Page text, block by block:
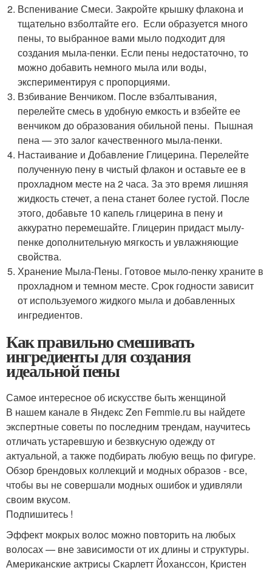
Вспенивание Смеси. Закройте крышку флакона и
тщательно взболтайте его. ️ Если образуется много
пены, то выбранное вами мыло подходит для
создания мыла-пенки. Если пены недостаточно, то
можно добавить немного мыла или воды,
экспериментируя с пропорциями.
Взбивание Венчиком. После взбалтывания,
перелейте смесь в удобную емкость и взбейте ее
венчиком до образования обильной пены. ️ Пышная
пена — это залог качественного мыла-пенки.
Настаивание и Добавление Глицерина. Перелейте
полученную пену в чистый флакон и оставьте ее в
прохладном месте на 2 часа. За это время лишняя
жидкость стечет, а пена станет более густой. После
этого, добавьте 10 капель глицерина в пену и
аккуратно перемешайте. Глицерин придаст мылу-
пенке дополнительную мягкость и увлажняющие
свойства.
Хранение Мыла-Пены. Готовое мыло-пенку храните в
прохладном и темном месте. Срок годности зависит
от используемого жидкого мыла и добавленных
ингредиентов.
Как правильно смешивать
ингредиенты для создания
идеальной пены
Самое интересное об искусстве быть женщиной
В нашем канале в Яндекс Zen Femmie.ru вы найдете
экспертные советы по последним трендам, научитесь
отличать устаревшую и безвкусную одежду от
актуальной, а также подбирать любую вещь по фигуре.
Обзор брендовых коллекций и модных образов - все,
чтобы вы не совершали модных ошибок и удивляли
своим вкусом.
Подпишитесь !
Эффект мокрых волос можно повторить на любых
волосах — вне зависимости от их длины и структуры.
Американские актрисы Скарлетт Йоханссон, Кристен